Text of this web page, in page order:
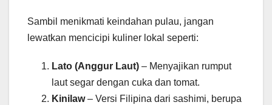
Sambil menikmati keindahan pulau, jangan
lewatkan mencicipi kuliner lokal seperti:
Lato (Anggur Laut) – Menyajikan rumput
laut segar dengan cuka dan tomat.
Kinilaw– Versi Filipina dari sashimi, berupa